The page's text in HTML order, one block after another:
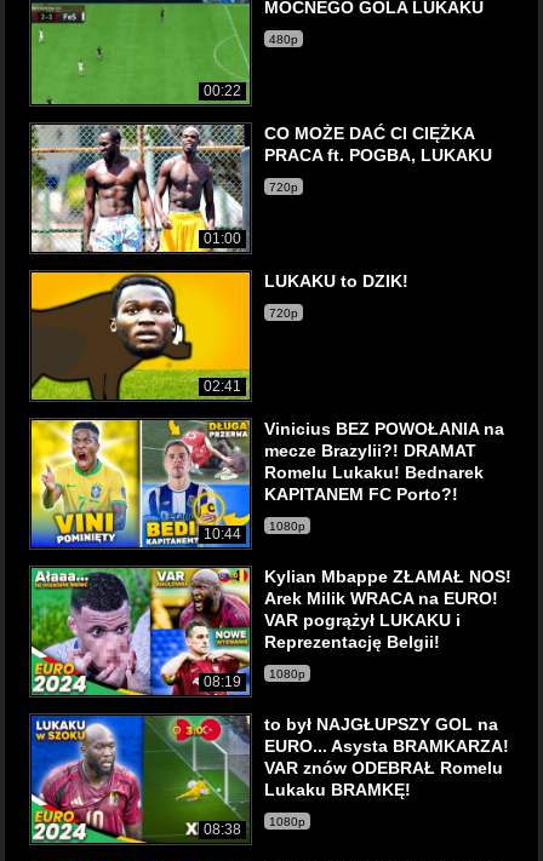
00:22
MOCNEGO GOLA LUKAKU
480p
01:00
CO MOŻE DAĆ CI CIĘŻKA
PRACA ft. POGBA, LUKAKU
720p
02:41
LUKAKU to DZIK!
720p
10:44
Vinicius BEZ POWOŁANIA na
mecze Brazylii?! DRAMAT
Romelu Lukaku! Bednarek
KAPITANEM FC Porto?!
1080p
08:19
Kylian Mbappe ZŁAMAŁ NOS!
Arek Milik WRACA na EURO!
VAR pogrążył LUKAKU i
Reprezentację Belgii!
1080p
08:38
to był NAJGŁUPSZY GOL na
EURO... Asysta BRAMKARZA!
VAR znów ODEBRAŁ Romelu
Lukaku BRAMKĘ!
1080p